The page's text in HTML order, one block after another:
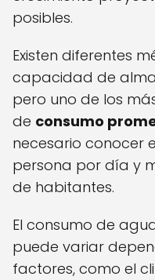
posibles.
Existen diferentes
capacidad de
pero uno de los
de consumo
necesario conocer
persona por día y
de habitantes.
El consumo de
puede variar
factores, como el